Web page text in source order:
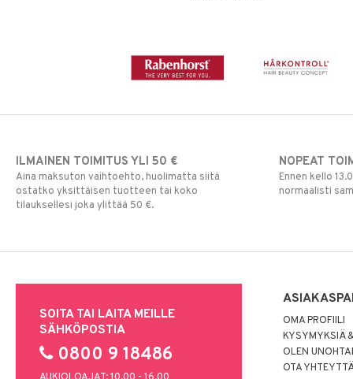
ILMAINEN TOIMITUS YLI 50 €
Aina maksuton vaihtoehto, huolimatta siitä
ostatko yksittäisen tuotteen tai koko
tilauksellesi joka ylittää 50 €.
NOPEAT
Ennen kello
normaalisti
SOITA TAI LAITA MEILLE
SÄHKÖPOSTIA
0800 9 18486
OMA PROFIILI
KYSYMYKSIÄ
OLEN
OTA